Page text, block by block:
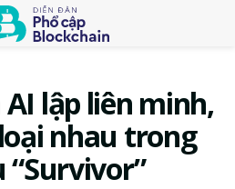
lập liên minh,
nhau trong